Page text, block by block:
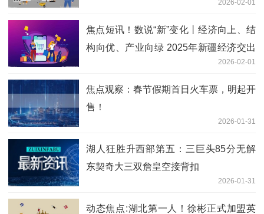
2026-02-01
焦点短讯！数说“新”变化丨经济向上、结
构向优、产业向绿 2025年新疆经济交出
2026-02-01
焦点观察：春节假期首日火车票，明起开
售！
2026-01-31
湖人狂胜升西部第五：三巨头85分无解
东契奇大三双詹皇空接背扣
2026-01-31
动态焦点:湖北第一人！徐彬正式加盟英